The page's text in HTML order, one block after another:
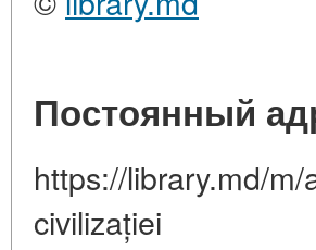
Постоянный
https://library.md/
civilizației